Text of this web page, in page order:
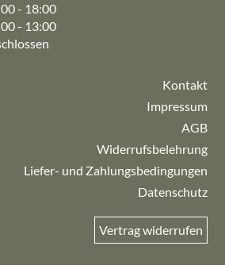
- 18:00
- 13:00
Kontakt
Impressum
AGB
Widerrufsbelehrung
Liefer- und Zahlungsbedingungen
Datenschutz
Vertrag widerrufen